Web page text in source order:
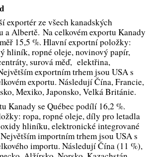
exportér ze všech kanadských
Albertě. Na celkovém exportu Kanady
15,5 %. Hlavní exportní položky:
hliník, ropné oleje, novinový papír,
surová měď, elektřina,
exportním trhem jsou USA s
exportu. Následují Čína, Francie,
Mexiko, Japonsko, Velká Británie.
Kanady se Québec podílí 16,2 %.
ropa, ropné oleje, díly pro letadla
hliníku, elektronické integrované
importním trhem jsou USA s
importu. Následují Čína (11 %),